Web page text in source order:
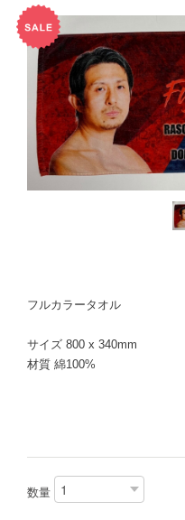
フルカラータオル
サイズ 800 x 340mm
材質 綿100%
数量